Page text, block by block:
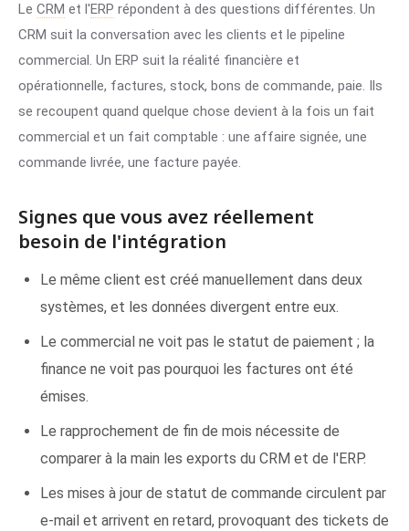
Le CRM et l'ERP répondent à des questions différentes. Un
CRM suit la conversation avec les clients et le pipeline
commercial. Un ERP suit la réalité financière et
opérationnelle, factures, stock, bons de commande, paie. Ils
se recoupent quand quelque chose devient à la fois un fait
commercial et un fait comptable : une affaire signée, une
commande livrée, une facture payée.
Signes que vous avez réellement
besoin de l'intégration
Le même client est créé manuellement dans deux
systèmes, et les données divergent entre eux.
Le commercial ne voit pas le statut de paiement ; la
finance ne voit pas pourquoi les factures ont été
émises.
Le rapprochement de fin de mois nécessite de
comparer à la main les exports du CRM et de l'ERP.
Les mises à jour de statut de commande circulent par
e-mail et arrivent en retard, provoquant des tickets de